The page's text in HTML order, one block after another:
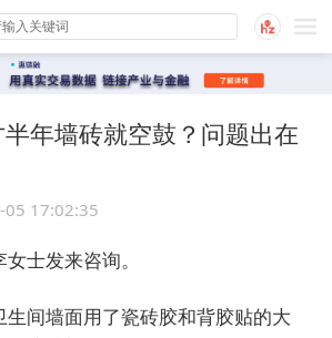
年墙砖就空鼓？问题出在
05 17:02:35
士发来咨询。
间墙面用了瓷砖胶和背胶贴的大